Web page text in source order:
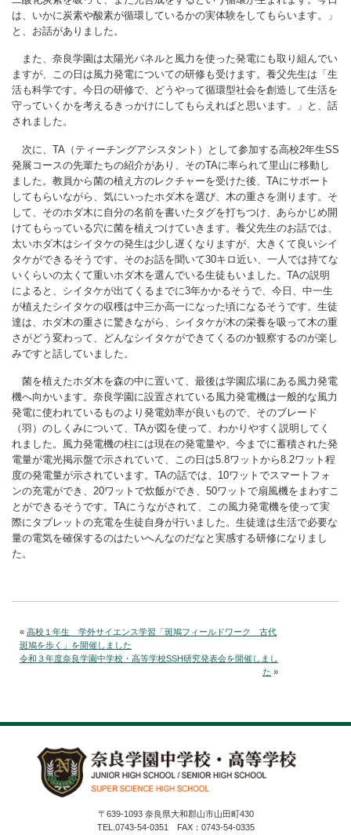
は、いかに炭素や酸素が循環しているかの実体験をしてもらいます。」
と、お話がありました。
また、奈良学園は太陽光パネルと風力を使った発電にも取り組んでい
ますが、この日は風力発電についての研修も受けます。養父先生は「生
活も科学です。今日の研修で、どうやって循環型社会を創造して生活を
守っていくかを考えるきっかけにしてもらえればと思います。」と、話
されました。
次に、TA（ティーチングアシスタント）として参加する高校2年生SS
発展コースの先輩たちの紹介があり、そのTAに率られて里山に移動し
ました。教員から菌の植え方のレクチャーを受けた後、TAにサポート
してもらいながら、気にいったホダ木を選び、木の重さを測ります。そ
して、そのホダ木に自分の名前を書いたタグを打ちつけ、あらかじめ開
けてもらっている穴に菌を植えつけていきます。養父先生のお話では、
太いホダ木はシイタケの発生は少し遅くなりますが、大きくて良いシイ
タケができるそうです。そのお話を聞いて30キロ近い、一人では持てな
いくらいの太くて重いホダ木を選んでいる生徒もいました。TAの説明
によると、シイタケが出てくるまでに3年かかるそうで、今日、中一生
が植えたシイタケの収穫は中三か高一になった頃になるそうです。生徒
達は、ホダ木の重さに驚きながら、シイタケが木の栄養を吸って木の重
さがどう変わって、どんなシイタケができてくるのか観察するのが楽し
みですと話していました。
菌を植えたホダ木を森の中に置いて、最後は学園広場にある風力発電
機へ向かいます。奈良学園に設置されている風力発電機は一般的な風力
発電に使われているものより発電効率が良いもので、そのブレード
（羽）のしくみについて、TAが図を使って、わかりやすく説明してく
れました。風力発電機の柱には現在の発電量や、今までに蓄積された発
電量が電光掲示盤で示されていて、この日は5.8ワットから8.2ワット程
度の発電量が示されています。TAの話では、10ワットでスマートフォ
ンの充電ができ、20ワットで炊飯ができ、50ワットで扇風機をまわすこ
とができるそうです。TAにうながされて、この風力発電機を使って実
際にタブレットの充電を生徒自身が行いました。生徒達は生活で必要な
量の電気を確保するのはたいへんなのだなと実感する研修になりまし
た。
« 高校１年生 学外サイエンス学習「斑鳩フィールドワーク 古代
斑鳩を歩く」を開催しました
令和３年度奈良学園中学校・高等学校SSH研究発表会を開催しまし
た »
〒639-1093 奈良県大和郡山市山田町430
TEL.0743-54-0351 FAX：0743-54-0335